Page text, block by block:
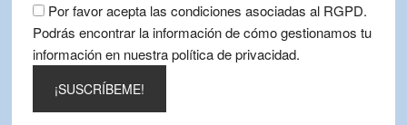
Por favor acepta las condiciones asociadas al RGPD.
Podrás encontrar la información de cómo gestionamos tu
información en nuestra política de privacidad.